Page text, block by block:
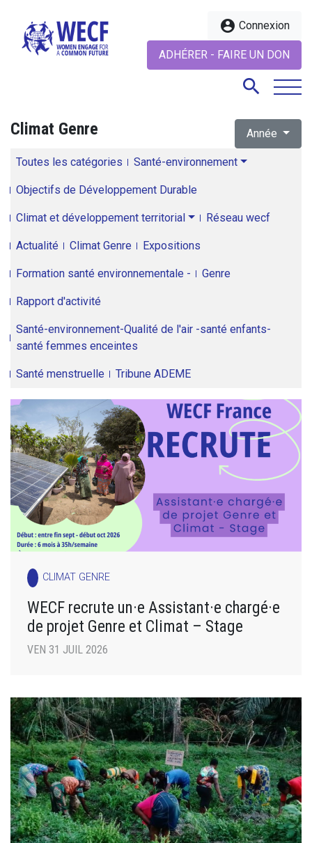
account_circle Connexion
ADHÉRER - FAIRE UN DON
search
Climat Genre Année
Toutes les catégories Santé-environnement
Objectifs de Développement Durable
Climat et développement territorial Réseau wecf
Actualité Climat Genre Expositions
Formation santé environnementale - Genre
Rapport d'activité
Santé-environnement-Qualité de l'air -santé enfants-
santé femmes enceintes
Santé menstruelle Tribune ADEME
CLIMAT GENRE
WECF recrute un·e Assistant·e chargé·e
de projet Genre et Climat – Stage
VEN 31 JUIL 2026